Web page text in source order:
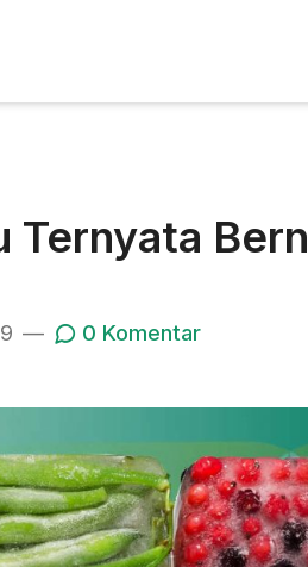
Ternyata
— 0 Komentar